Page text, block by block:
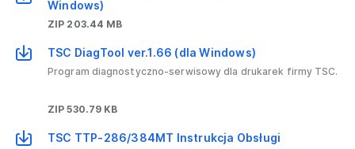
Windows)
ZIP 203.44 MB
TSC DiagTool ver.1.66 (dla Windows)
Program diagnostyczno-serwisowy dla drukarek firmy TSC.
ZIP 530.79 KB
TSC TTP-286/384MT Instrukcja Obsługi